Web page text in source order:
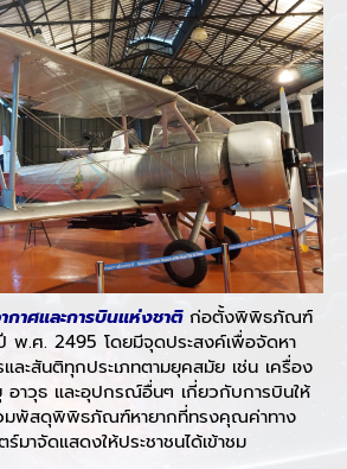
ศและการบินแห่งชาติ ก่อตั้งพิพิธภัณฑ์
พ.ศ. 2495 โดยมีจุดประสงค์เพื่อจัดหา
ละสันติทุกประเภทตามยุคสมัย เช่น เครื่อง
าวุธ และอุปกรณ์อื่นๆ เกี่ยวกับการบินให้
มพัสดุพิพิธภัณฑ์หายากที่ทรงคุณค่าทาง
มาจัดแสดงให้ประชาชนได้เข้าชม